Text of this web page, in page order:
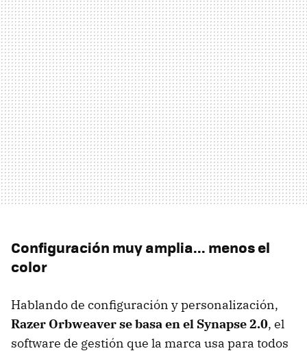
Configuración muy amplia... menos el
color
Hablando de configuración y personalización,
Razer Orbweaver se basa en el Synapse 2.0, el
software de gestión que la marca usa para todos